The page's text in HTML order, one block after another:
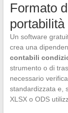
Formato
portabilità
Un software
crea una
contabili
strumento o di
necessario
standardizzata e,
XLSX o ODS